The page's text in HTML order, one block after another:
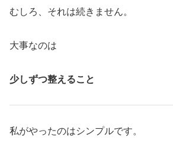
むしろ、それは続きません。
大事なのは
少しずつ整えること
私がやったのはシンプルです。